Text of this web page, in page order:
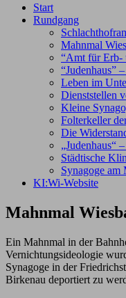
Start
Rundgang
Mahnmal
“Amt für Erb-
“Judenhaus”
Leben im
Dienststellen
Kleine
Folterkeller
Die
„Judenhaus“
Städtische
Synagoge am
KI:Wi-Website
Mahnmal
Ein Mahnmal in der
Vernichtungsideologie
Synagoge in der
Birkenau deportiert zu